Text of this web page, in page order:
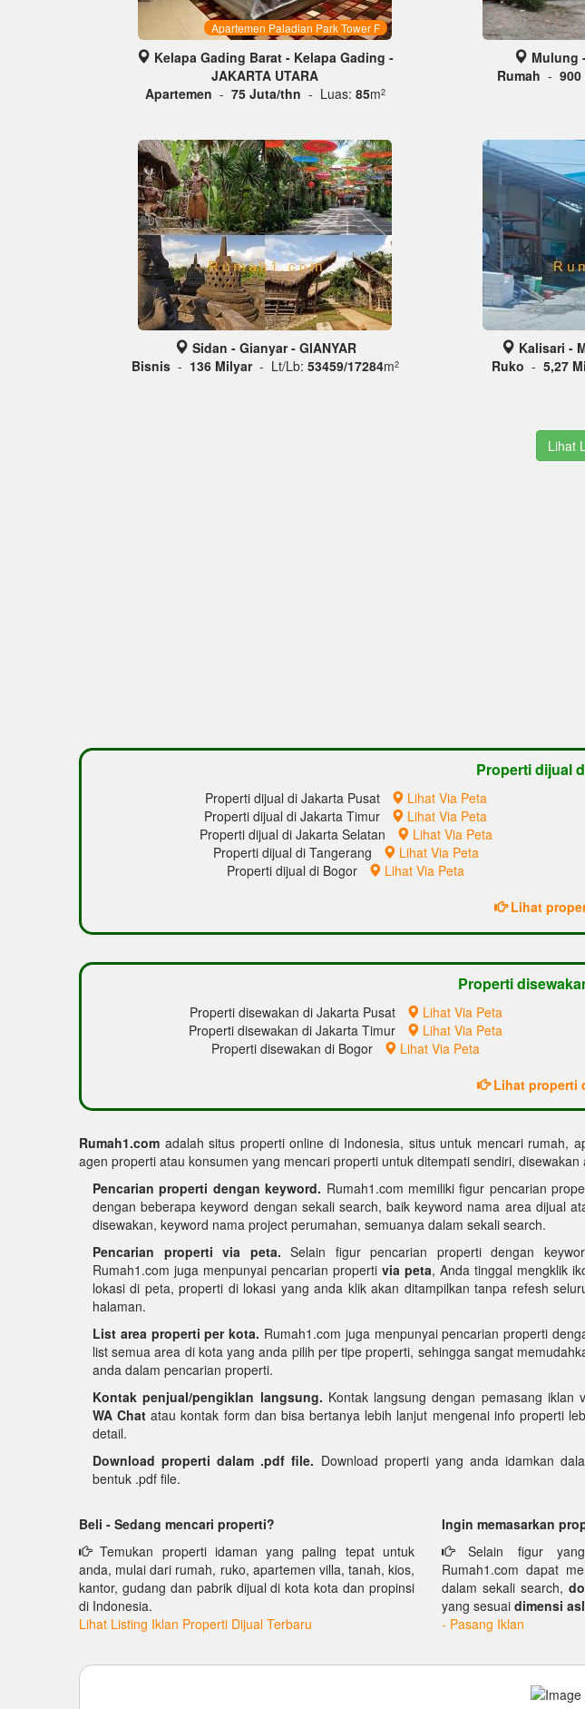
Apartemen Paladian Park Tower F
Kelapa Gading Barat - Kelapa Gading -
JAKARTA UTARA
Apartemen - 75 Juta/thn - Luas: 85m2
Mulung
Rumah -
Sidan - Gianyar - GIANYAR
Bisnis- 136 Milyar - Lt/Lb: 53459/17284m2
Kalisari -
Ruko - 5,27
Lihat
Properti dijual
Properti dijual di Jakarta Pusat Lihat Via Peta
Properti dijual di Jakarta Timur
Lihat Via Peta
Properti dijual di Jakarta Selatan
Lihat Via Peta
Properti dijual di Tangerang
Lihat Via Peta
Properti dijual di Bogor
Lihat Via Peta
Lihat
Properti
Properti disewakan di Jakarta Pusat Lihat Via Peta
Properti disewakan di Jakarta Timur
Lihat Via Peta
Properti disewakan di Bogor
Lihat Via Peta
Lihat properti
Rumah1.com adalah situs properti online di Indonesia, situs untuk mencari rumah,
agen properti atau konsumen yang mencari properti untuk ditempati sendiri, disewakan
Pencarian properti dengan keyword. Rumah1.com memiliki figur pencarian
dengan beberapa keyword dengan sekali search, baik keyword nama area dijual
disewakan, keyword nama project perumahan, semuanya dalam sekali search.
Pencarian properti via peta. Selain figur pencarian properti dengan
Rumah1.com juga menpunyai pencarian properti via peta, Anda tinggal mengklik
lokasi di peta, properti di lokasi yang anda klik akan ditampilkan tanpa refesh
halaman.
List area properti per kota. Rumah1.com juga menpunyai pencarian properti
list semua area di kota yang anda pilih per tipe properti, sehingga sangat
anda dalam pencarian properti.
Kontak penjual/pengiklan langsung. Kontak langsung dengan pemasang iklan
WA Chat atau kontak form dan bisa bertanya lebih lanjut mengenai info properti
detail.
Download properti dalam .pdf file. Download properti yang anda idamkan
bentuk .pdf file.
Beli - Sedang mencari properti?
Temukan properti idaman yang paling tepat untuk
anda, mulai dari rumah, ruko, apartemen villa, tanah, kios,
kantor, gudang dan pabrik dijual di kota kota dan propinsi
di Indonesia.
Lihat Listing Iklan Properti Dijual Terbaru
Ingin memasarkan
Selain figur
Rumah1.com dapat
dalam sekali search,
yang sesuai dimensi
- Pasang Iklan